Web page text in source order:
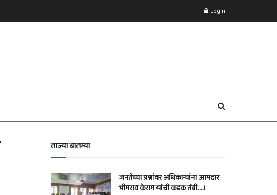
Login
ताज्या बातम्या
जनतेच्या प्रश्नांवर अधिकाऱ्यांना आमदार
भीमराव केराम यांची कडक तंबी….!